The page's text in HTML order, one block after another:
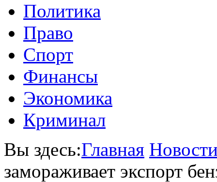
Политика
Право
Спорт
Финансы
Экономика
Криминал
Вы здесь:Главная
замораживает экспорт